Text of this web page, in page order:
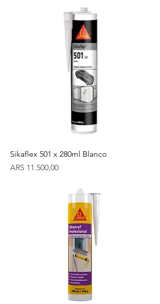
Sikaflex 501 x 280ml Blanco
Precio
ARS 11.500,00